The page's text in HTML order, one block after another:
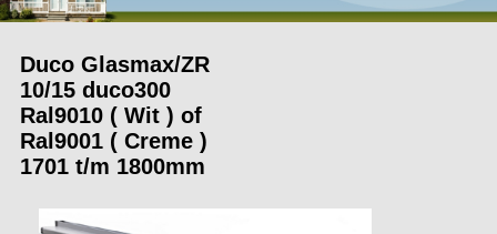
Duco Glasmax/ZR
10/15 duco300
Ral9010 ( Wit ) of
Ral9001 ( Creme )
1701 t/m 1800mm